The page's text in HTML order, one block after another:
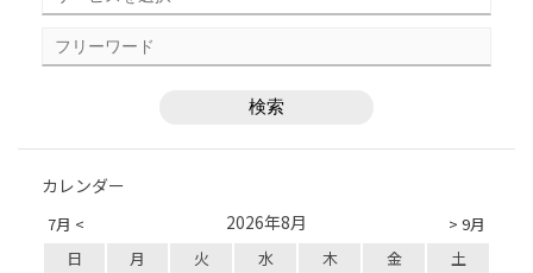
カレンダー
7月 < > 9月
2026年8月
日 月 火 水 木 金
土